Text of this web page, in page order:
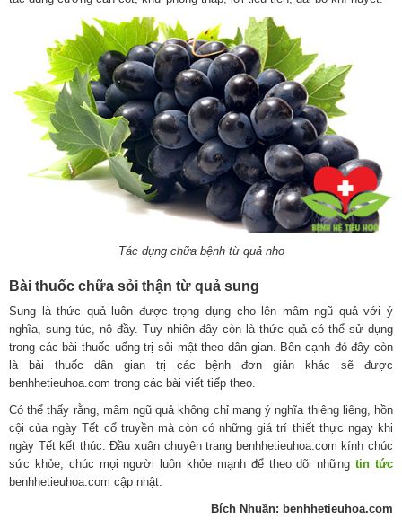
Tác dụng chữa bệnh từ quả nho
Bài thuốc chữa sỏi thận từ quả sung
Sung là thức quả luôn được trọng dụng cho lên mâm ngũ quả với ý
nghĩa, sung túc, nô đầy. Tuy nhiên đây còn là thức quả có thể sử dụng
trong các bài thuốc uống trị sỏi mật theo dân gian. Bên cạnh đó đây còn
là bài thuốc dân gian trị các bệnh đơn giản khác sẽ được
benhhetieuhoa.com trong các bài viết tiếp theo.
Có thể thấy rằng, mâm ngũ quả không chỉ mang ý nghĩa thiêng liêng, hồn
cội của ngày Tết cổ truyền mà còn có những giá trí thiết thực ngay khi
ngày Tết kết thúc. Đầu xuân chuyên trang benhhetieuhoa.com kính chúc
sức khỏe, chúc mọi người luôn khỏe mạnh để theo dõi nhữngtin tức
benhhetieuhoa.com cập nhật.
Bích Nhuần: benhhetieuhoa.com